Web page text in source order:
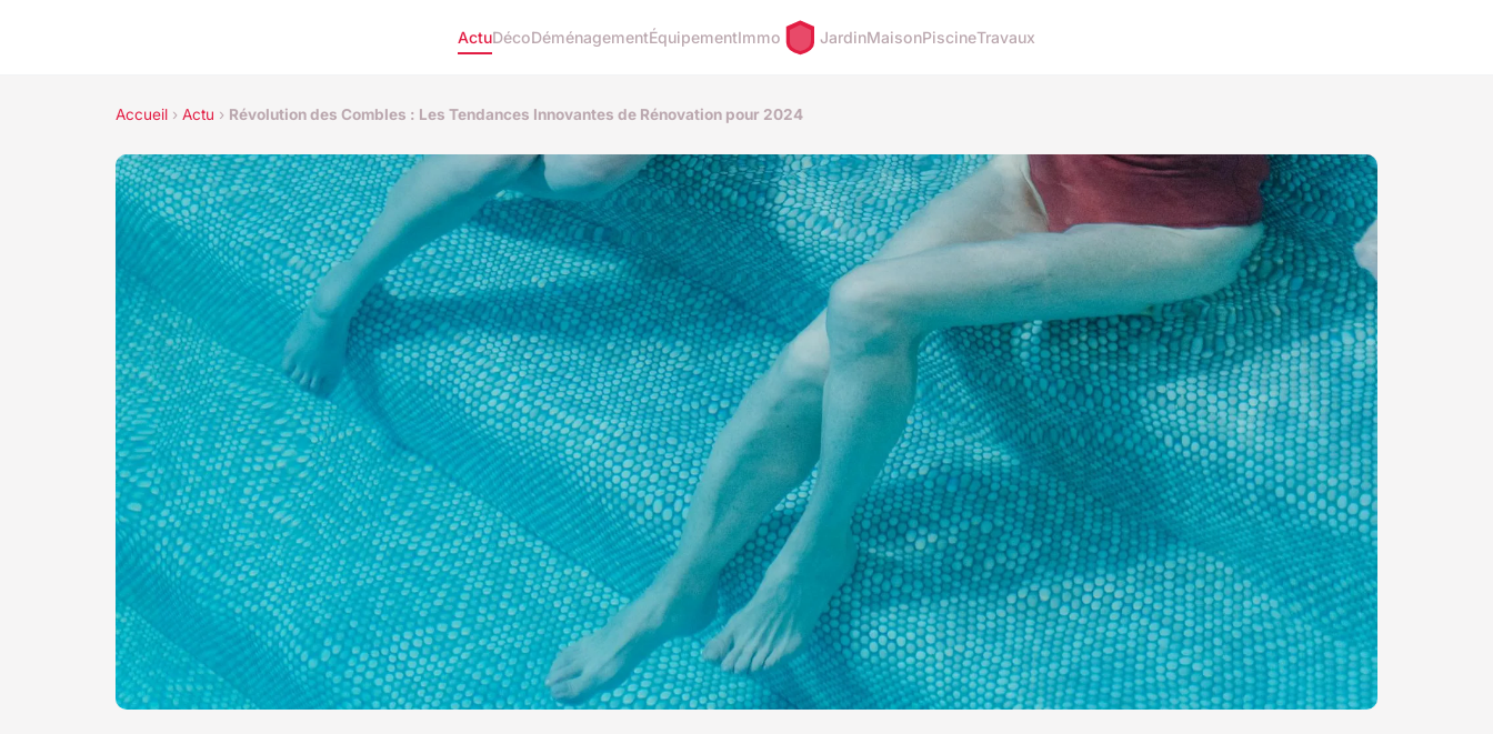
ActuDécoDéménagementÉquipementImmo JardinMaisonPiscineTravaux
Accueil › Actu › Révolution des Combles : Les Tendances Innovantes de Rénovation pour 2024